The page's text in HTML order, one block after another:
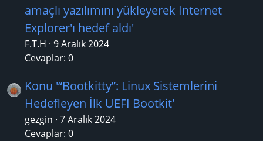
amaçlı yazılımını yükleyerek Internet
Explorer'ı hedef aldı'
F.T.H 9 Aralık 2024
Cevaplar: 0
Konu '“Bootkitty”: Linux Sistemlerini
Hedefleyen İlk UEFI Bootkit'
gezgin 7 Aralık 2024
Cevaplar: 0